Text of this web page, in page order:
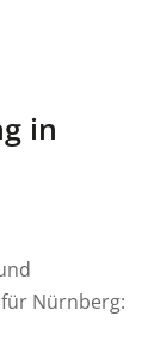
in
Nürnberg: